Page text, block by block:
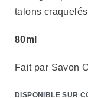
talons
80ml
Fait par Savon
DISPONIBLE SUR